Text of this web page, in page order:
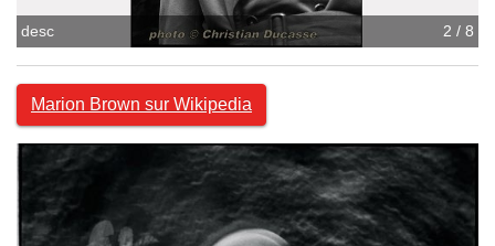
2 / 8
desc
Marion Brown sur Wikipedia